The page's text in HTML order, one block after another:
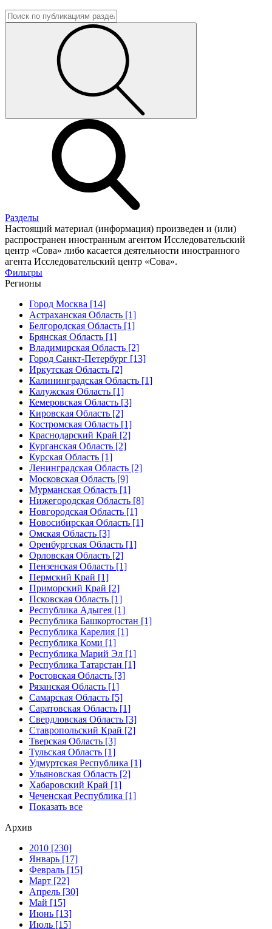
Разделы
Настоящий материал (информация) произведен и (или)
распространен иностранным агентом Исследовательский
центр «Сова» либо касается деятельности иностранного
агента Исследовательский центр «Сова».
Фильтры
Регионы
Город Москва [14]
Астраханская Область [1]
Белгородская Область [1]
Брянская Область [1]
Владимирская Область [2]
Город Санкт-Петербург [13]
Иркутская Область [2]
Калининградская Область [1]
Калужская Область [1]
Кемеровская Область [3]
Кировская Область [2]
Костромская Область [1]
Краснодарский Край [2]
Курганская Область [2]
Курская Область [1]
Ленинградская Область [2]
Московская Область [9]
Мурманская Область [1]
Нижегородская Область [8]
Новгородская Область [1]
Новосибирская Область [1]
Омская Область [3]
Оренбургская Область [1]
Орловская Область [2]
Пензенская Область [1]
Пермский Край [1]
Приморский Край [2]
Псковская Область [1]
Республика Адыгея [1]
Республика Башкортостан [1]
Республика Карелия [1]
Республика Коми [1]
Республика Марий Эл [1]
Республика Татарстан [1]
Ростовская Область [3]
Рязанская Область [1]
Самарская Область [5]
Саратовская Область [1]
Свердловская Область [3]
Ставропольский Край [2]
Тверская Область [3]
Тульская Область [1]
Удмуртская Республика [1]
Ульяновская Область [2]
Хабаровский Край [1]
Чеченская Республика [1]
Показать все
Архив
2010 [230]
Январь [17]
Февраль [15]
Март [22]
Апрель [30]
Май [15]
Июнь [13]
Июль [15]